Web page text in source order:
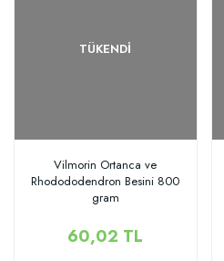
TÜKENDI
Vilmorin Ortanca ve
Rhodododendron Besini 800
gram
60,02 TL